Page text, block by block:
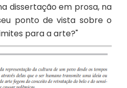
dissertação em prosa, na
ponto de vista sobre o
para a arte?"